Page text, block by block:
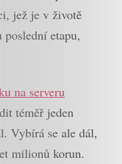
jež je v životě
poslední etapu,
na serveru
téměř jeden
Vybírá se ale dál,
milionů korun.